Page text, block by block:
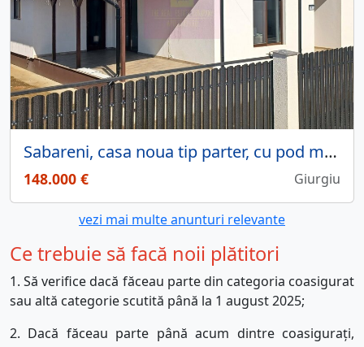
Sabareni, casa noua tip parter, cu pod mansardabil
148.000 € Giurgiu
vezi mai multe anunturi relevante
Ce trebuie să facă noii plătitori
1.Să verifice dacă făceau parte din categoria coasigurat
sau altă categorie scutită până la 1 august 2025;
2. Dacă făceau parte până acum dintre coasigurați,